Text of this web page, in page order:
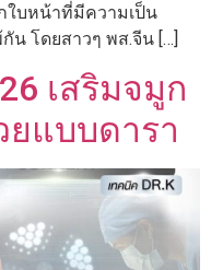
ใบหน้าที่มีความเป็น
น โดยสาวๆ พส.จีน […]
เสริมจมูก
ยแบบดารา